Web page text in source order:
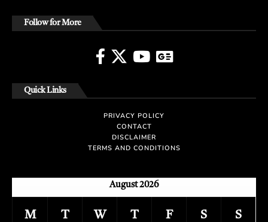
Follow for More
Quick Links
PRIVACY POLICY
CONTACT
DISCLAIMER
TERMS AND CONDITIONS
August 2026
M T W T F S S